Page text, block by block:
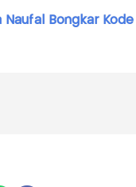
Naufal Bongkar Kode